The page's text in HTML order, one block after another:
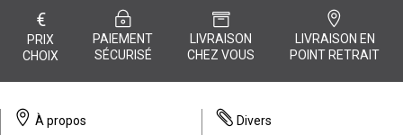
€
PRIX
CHOIX
PAIEMENT
SÉCURISÉ
LIVRAISON
CHEZ VOUS
LIVRAISON EN
POINT RETRAIT
À propos
Divers